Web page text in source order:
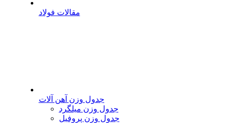
مقالات فولاد
جدول وزن آهن آلات
جدول وزن میلگرد
جدول وزن پروفیل